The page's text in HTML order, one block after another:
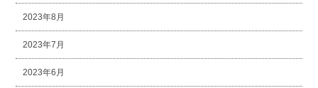
2023年8月
2023年7月
2023年6月